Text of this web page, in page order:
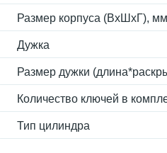
Размер корпуса (ВxШxГ), мм
Дужка
Размер дужки
Количество ключей в
Тип цилиндра